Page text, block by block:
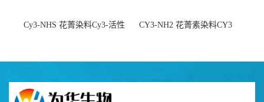
Cy3-NHS 花菁染料Cy3-活性
CY3-NH2 花菁素染料CY3